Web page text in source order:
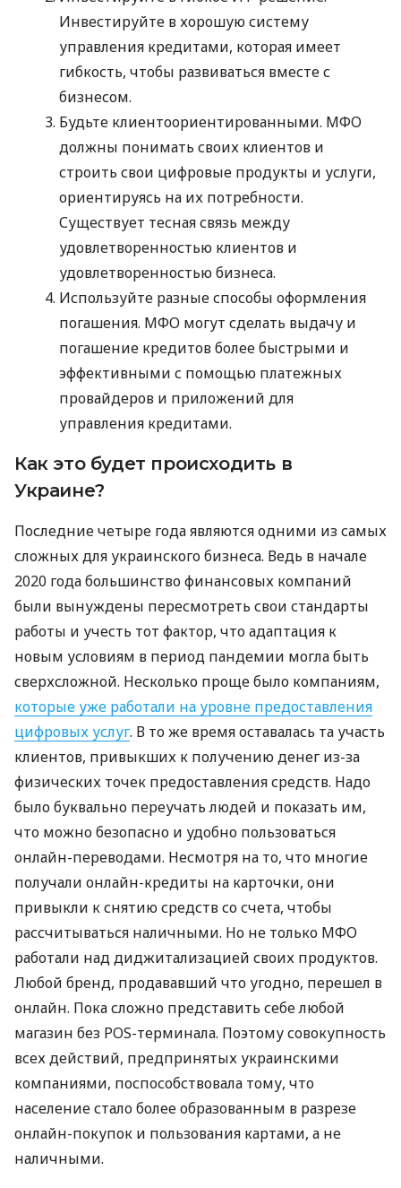
Инвестируйте в хорошую систему
управления кредитами, которая имеет
гибкость, чтобы развиваться вместе с
бизнесом.
Будьте клиентоориентированными. МФО
должны понимать своих клиентов и
строить свои цифровые продукты и услуги,
ориентируясь на их потребности.
Существует тесная связь между
удовлетворенностью клиентов и
удовлетворенностью бизнеса.
Используйте разные способы оформления
погашения. МФО могут сделать выдачу и
погашение кредитов более быстрыми и
эффективными с помощью платежных
провайдеров и приложений для
управления кредитами.
Как это будет происходить в
Украине?
Последние четыре года являются одними из самых
сложных для украинского бизнеса. Ведь в начале
2020 года большинство финансовых компаний
были вынуждены пересмотреть свои стандарты
работы и учесть тот фактор, что адаптация к
новым условиям в период пандемии могла быть
сверхсложной. Несколько проще было компаниям,
которые уже работали на уровне предоставления
цифровых услуг. В то же время оставалась та участь
клиентов, привыкших к получению денег из-за
физических точек предоставления средств. Надо
было буквально переучать людей и показать им,
что можно безопасно и удобно пользоваться
онлайн-переводами. Несмотря на то, что многие
получали онлайн-кредиты на карточки, они
привыкли к снятию средств со счета, чтобы
рассчитываться наличными. Но не только МФО
работали над диджитализацией своих продуктов.
Любой бренд, продававший что угодно, перешел в
онлайн. Пока сложно представить себе любой
магазин без POS-терминала. Поэтому совокупность
всех действий, предпринятых украинскими
компаниями, поспособствовала тому, что
население стало более образованным в разрезе
онлайн-покупок и пользования картами, а не
наличными.